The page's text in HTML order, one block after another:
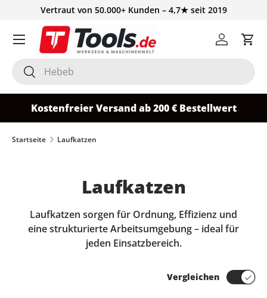
Vertraut von 50.000+ Kunden – 4,7★ seit 2019
Suchen
Suchen
Einloggen
Kostenfreier Versand ab 200 € Bestellwert
Startseite Laufkatzen
Laufkatzen
Laufkatzen sorgen für Ordnung, Effizienz und
eine strukturierte Arbeitsumgebung – ideal für
jeden Einsatzbereich.
Vergleichen